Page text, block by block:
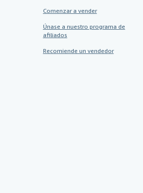
Comenzar a vender
Únase a nuestro programa de
afiliados
Recomiende un vendedor